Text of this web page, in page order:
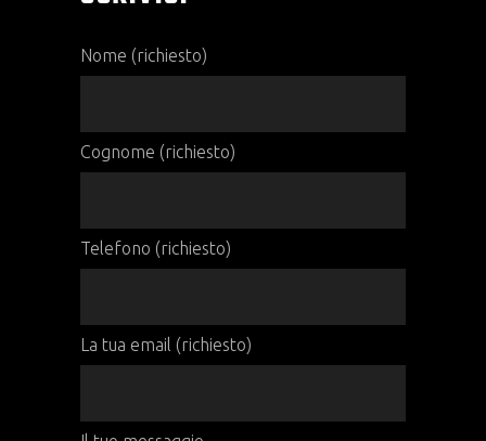
Nome (richiesto)
Cognome (richiesto)
Telefono (richiesto)
La tua email (richiesto)